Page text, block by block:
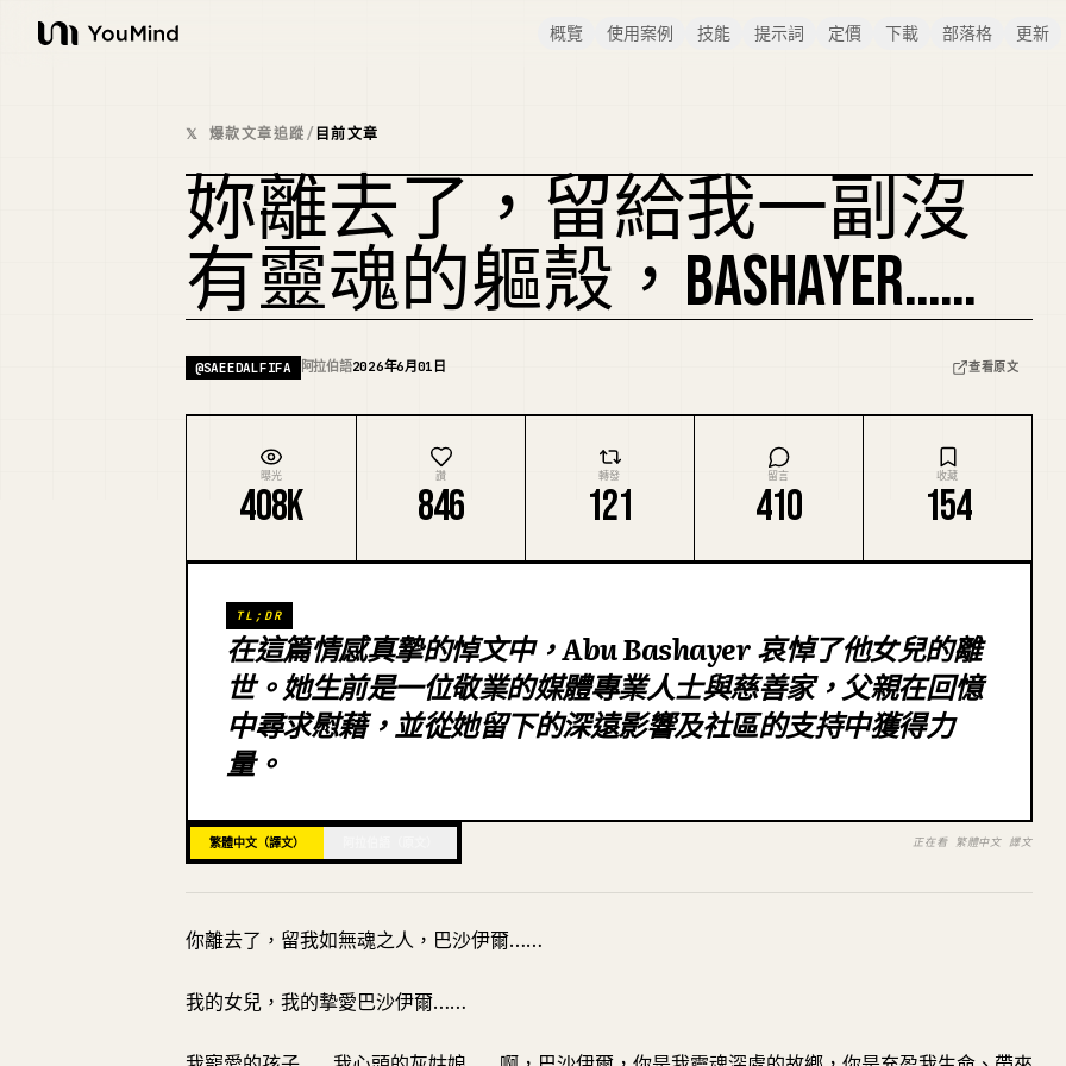
YouMind
概覽 使用案例 技能 提示詞 定價 下載 部落格 更新
𝕏 爆款文章追蹤/ 目前文章
妳離去了，留給我一副沒
有靈魂的軀殼，BASHAYER……
@SAEEDALFIFA 阿拉伯語2026年6月01日 查看原文
曝光
408K
讚
846
轉發
121
留言
410
收藏
154
TL;DR
在這篇情感真摯的悼文中，Abu Bashayer 哀悼了他女兒的離
世。她生前是一位敬業的媒體專業人士與慈善家，父親在回憶
中尋求慰藉，並從她留下的深遠影響及社區的支持中獲得力
量。
繁體中文（譯文） 正在看 繁體中文 譯文
你離去了，留我如無魂之人，巴沙伊爾……
我的女兒，我的摯愛巴沙伊爾……